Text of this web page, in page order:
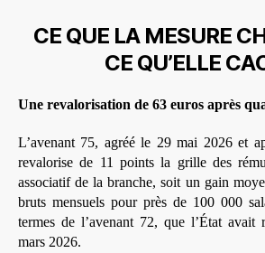
CE QUE LA MESURE
CE QU’ELLE
Une revalorisation de 63 euros après
L’avenant 75, agréé le 29 mai 2026 et
revalorise de 11 points la grille des
associatif de la branche, soit un gain
bruts mensuels pour près de 100 000
termes de l’avenant 72, que l’État avait
mars 2026.